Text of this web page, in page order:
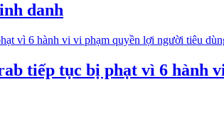
danh
tiếp tục bị phạt vì 6 hành